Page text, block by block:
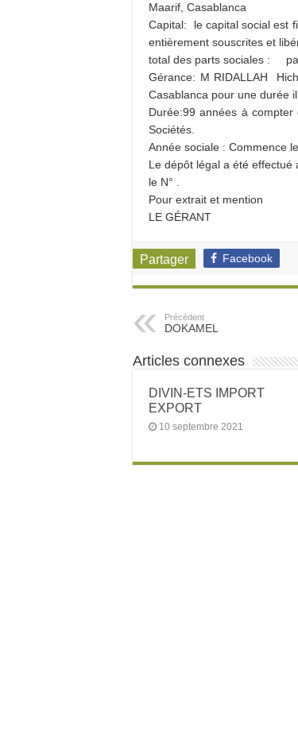
Maarif, Casablanca
Capital: le capital social est
entièrement souscrites et
total des parts sociales :
Gérance: M RIDALLAH
Casablanca pour une durée
Durée:99 années à
Sociétés.
Année sociale : Commence
Le dépôt légal a été
le N° .
Pour extrait et mention
LE GÉRANT
Partager Facebook
Précédent
DOKAMEL
Articles connexes
DIVIN-ETS IMPORT
EXPORT
10 septembre 2021